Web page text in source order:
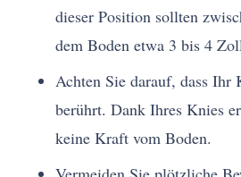
dieser Position sollten
dem Boden etwa 3 bis 4
Achten Sie darauf, dass Ihr
berührt. Dank Ihres Knies
keine Kraft vom Boden.